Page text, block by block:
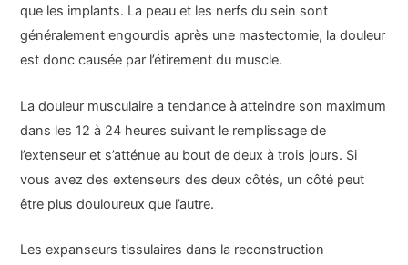
que les implants. La peau et les nerfs du sein sont
généralement engourdis après une mastectomie, la douleur
est donc causée par l’étirement du muscle.
La douleur musculaire a tendance à atteindre son maximum
dans les 12 à 24 heures suivant le remplissage de
l’extenseur et s’atténue au bout de deux à trois jours. Si
vous avez des extenseurs des deux côtés, un côté peut
être plus douloureux que l’autre.
Les expanseurs tissulaires dans la reconstruction